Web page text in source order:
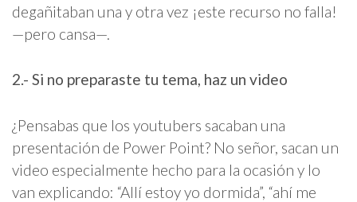
degañitaban una y otra vez ¡este recurso no falla!
—pero cansa—.
2.- Si no preparaste tu tema, haz un video
¿Pensabas que los youtubers sacaban una
presentación de Power Point? No señor, sacan un
video especialmente hecho para la ocasión y lo
van explicando: “Allí estoy yo dormida”, “ahí me